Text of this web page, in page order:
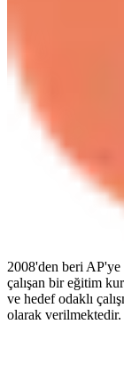
2008'den beri AP'ye
çalışan bir eğitim
ve hedef odaklı
olarak verilmektedir.